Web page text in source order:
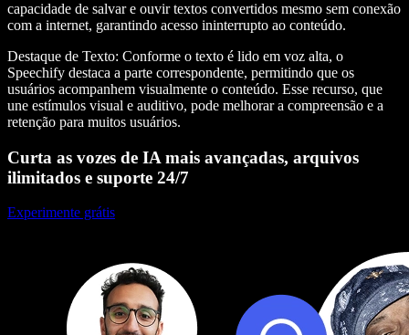
capacidade de salvar e ouvir textos convertidos mesmo sem conexão
com a internet, garantindo acesso ininterrupto ao conteúdo.
Destaque de Texto: Conforme o texto é lido em voz alta, o
Speechify destaca a parte correspondente, permitindo que os
usuários acompanhem visualmente o conteúdo. Esse recurso, que
une estímulos visual e auditivo, pode melhorar a compreensão e a
retenção para muitos usuários.
Curta as vozes de IA mais avançadas, arquivos
ilimitados e suporte 24/7
Experimente grátis